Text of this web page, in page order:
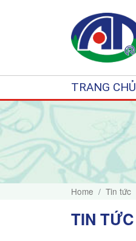
TRANG CHỦ
Home Tin tức
TIN TỨC